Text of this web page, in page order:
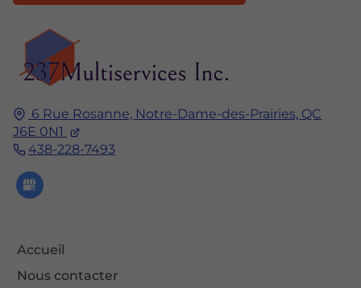
6 Rue Rosanne, Notre-Dame-des-Prairies, QC
J6E 0N1
438-228-7493
Accueil
Nous contacter